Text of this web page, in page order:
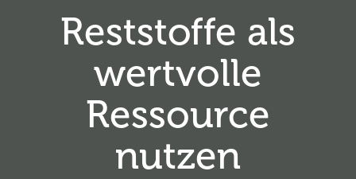
Reststoffe als
wertvolle
Ressource
nutzen